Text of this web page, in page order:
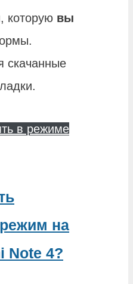
которую вы
скачанные
в режиме
на
Note 4?